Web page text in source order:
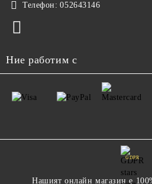
Телефон: 052643146
Ние работим с
GDPR
Нашият онлайн магазин е